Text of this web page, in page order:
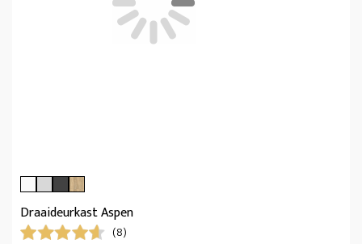
Draaideurkast Aspen
(8)